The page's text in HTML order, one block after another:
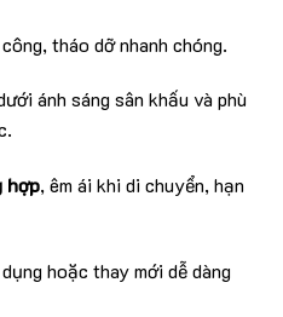
tháo dỡ nhanh chóng.
ánh sáng sân khấu và phù
hợp, êm ái khi di chuyển, hạn
hoặc thay mới dễ dàng